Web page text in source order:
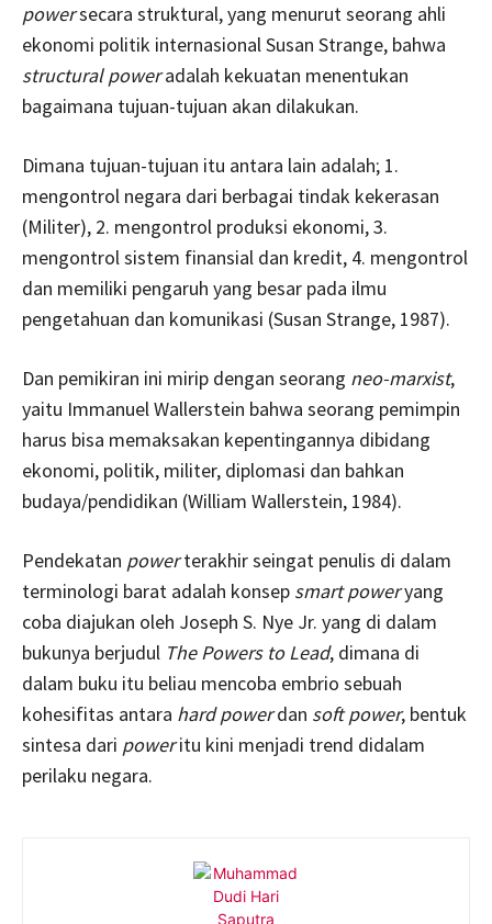
powersecara struktural, yang menurut seorang ahli
ekonomi politik internasional Susan Strange, bahwa
structural poweradalah kekuatan menentukan
bagaimana tujuan-tujuan akan dilakukan.
Dimana tujuan-tujuan itu antara lain adalah; 1.
mengontrol negara dari berbagai tindak kekerasan
(Militer), 2. mengontrol produksi ekonomi, 3.
mengontrol sistem finansial dan kredit, 4. mengontrol
dan memiliki pengaruh yang besar pada ilmu
pengetahuan dan komunikasi (Susan Strange, 1987).
Dan pemikiran ini mirip dengan seorang neo-marxist,
yaitu Immanuel Wallerstein bahwa seorang pemimpin
harus bisa memaksakan kepentingannya dibidang
ekonomi, politik, militer, diplomasi dan bahkan
budaya/pendidikan (William Wallerstein, 1984).
Pendekatan powerterakhir seingat penulis di dalam
terminologi barat adalah konsep smart poweryang
coba diajukan oleh Joseph S. Nye Jr. yang di dalam
bukunya berjudul The Powers to Lead, dimana di
dalam buku itu beliau mencoba embrio sebuah
kohesifitas antara hard powerdan soft power, bentuk
sintesa dari poweritu kini menjadi trend didalam
perilaku negara.